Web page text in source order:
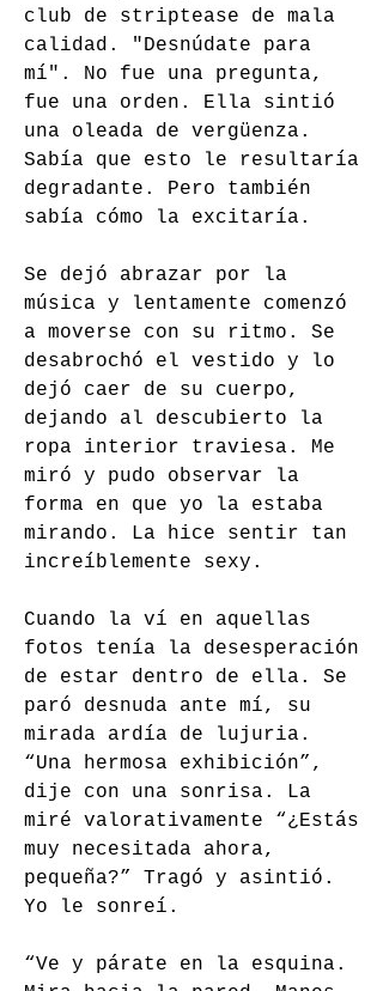
club de striptease de mala
calidad. "Desnúdate para
mí". No fue una pregunta,
fue una orden. Ella sintió
una oleada de vergüenza.
Sabía que esto le resultaría
degradante. Pero también
sabía cómo la excitaría.
Se dejó abrazar por la
música y lentamente comenzó
a moverse con su ritmo. Se
desabrochó el vestido y lo
dejó caer de su cuerpo,
dejando al descubierto la
ropa interior traviesa. Me
miró y pudo observar la
forma en que yo la estaba
mirando. La hice sentir tan
increíblemente sexy.
Cuando la ví en aquellas
fotos tenía la desesperación
de estar dentro de ella. Se
paró desnuda ante mí, su
mirada ardía de lujuria.
“Una hermosa exhibición”,
dije con una sonrisa.
La
miré valorativamente “¿Estás
muy necesitada ahora,
pequeña?” Tragó y asintió.
Yo le sonreí.
“Ve y párate en la esquina.